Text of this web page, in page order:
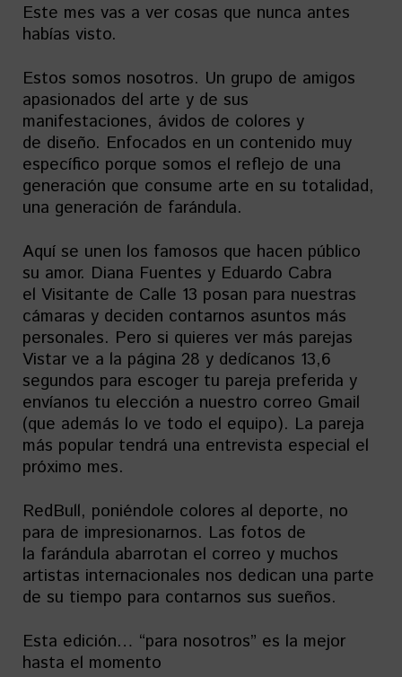
Este mes vas a ver cosas que nunca antes
habías visto.
Estos somos nosotros. Un grupo de amigos
apasionados del arte y de sus
manifestaciones, ávidos de colores y
de diseño. Enfocados en un contenido muy
específico porque somos el reflejo de una
generación que consume arte en su totalidad,
una generación de farándula.
Aquí se unen los famosos que hacen público
su amor. Diana Fuentes y Eduardo Cabra
el Visitante de Calle 13 posan para nuestras
cámaras y deciden contarnos asuntos más
personales. Pero si quieres ver más parejas
Vistar ve a la página 28 y dedícanos 13,6
segundos para escoger tu pareja preferida y
envíanos tu elección a nuestro correo Gmail
(que además lo ve todo el equipo). La pareja
más popular tendrá una entrevista especial el
próximo mes.
RedBull, poniéndole colores al deporte, no
para de impresionarnos. Las fotos de
la farándula abarrotan el correo y muchos
artistas internacionales nos dedican una parte
de su tiempo para contarnos sus sueños.
Esta edición… “para nosotros” es la mejor
hasta el momento